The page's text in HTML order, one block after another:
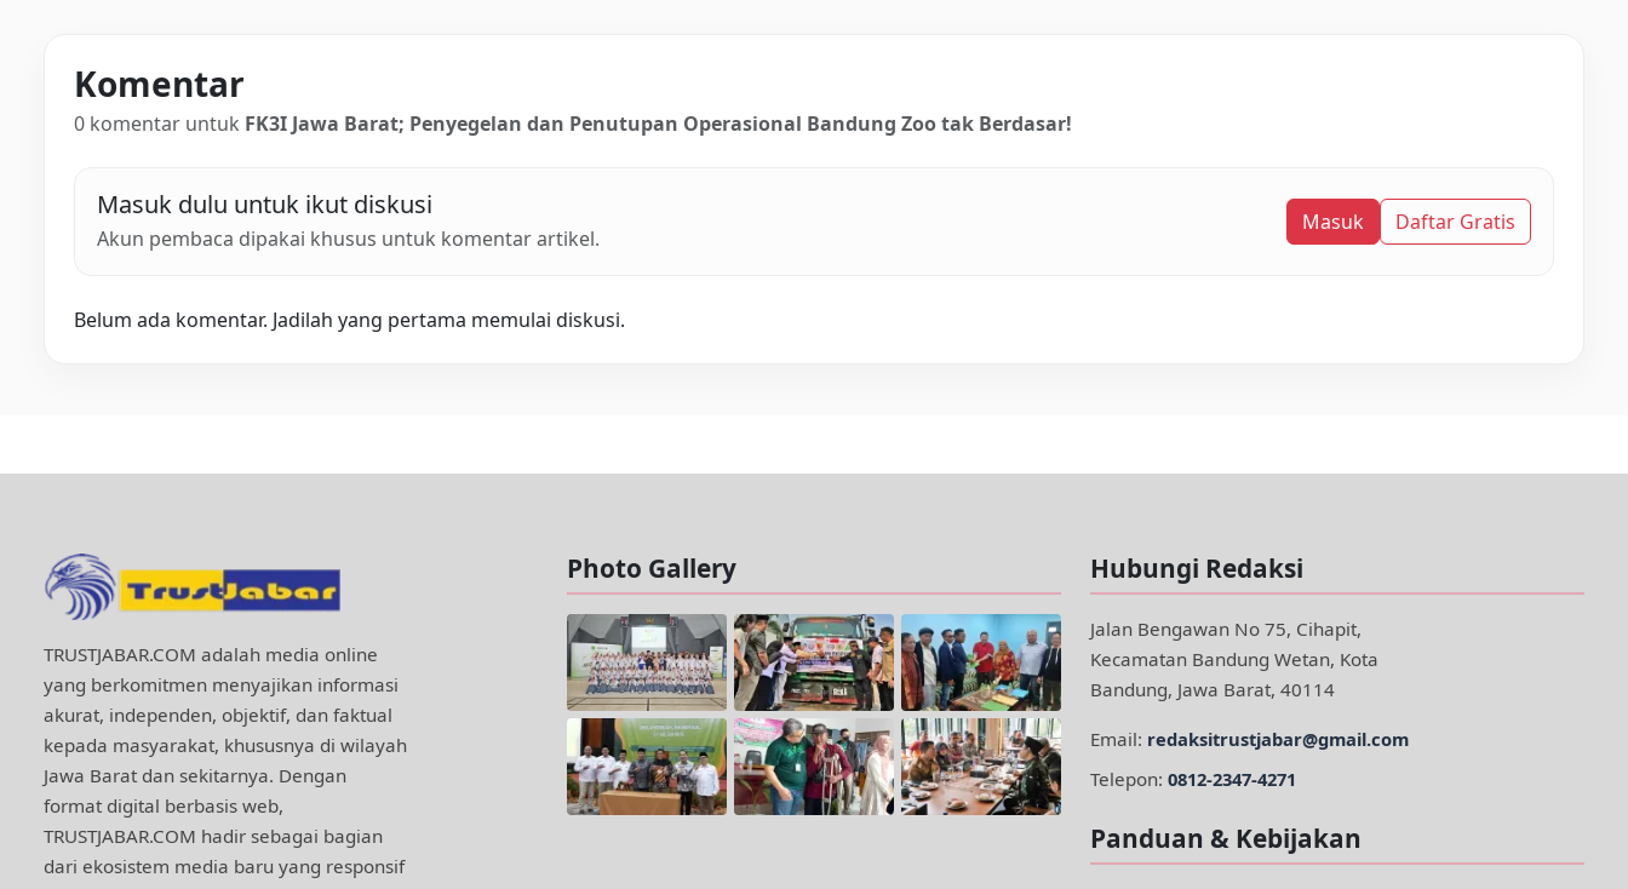
Komentar
0 komentar untuk FK3I Jawa Barat; Penyegelan dan Penutupan Operasional Bandung Zoo tak Berdasar!
Masuk dulu untuk ikut diskusi
Akun pembaca dipakai khusus untuk komentar artikel.
Masuk Daftar Gratis
Belum ada komentar. Jadilah yang pertama memulai diskusi.
TRUSTJABAR.COM adalah media online
yang berkomitmen menyajikan informasi
akurat, independen, objektif, dan faktual
kepada masyarakat, khususnya di wilayah
Jawa Barat dan sekitarnya. Dengan
format digital berbasis web,
TRUSTJABAR.COM hadir sebagai bagian
dari ekosistem media baru yang responsif
Photo Gallery Hubungi Redaksi
Jalan Bengawan No 75, Cihapit,
Kecamatan Bandung Wetan, Kota
Bandung, Jawa Barat, 40114
Email: redaksitrustjabar@gmail.com
Telepon: 0812-2347-4271
Panduan & Kebijakan